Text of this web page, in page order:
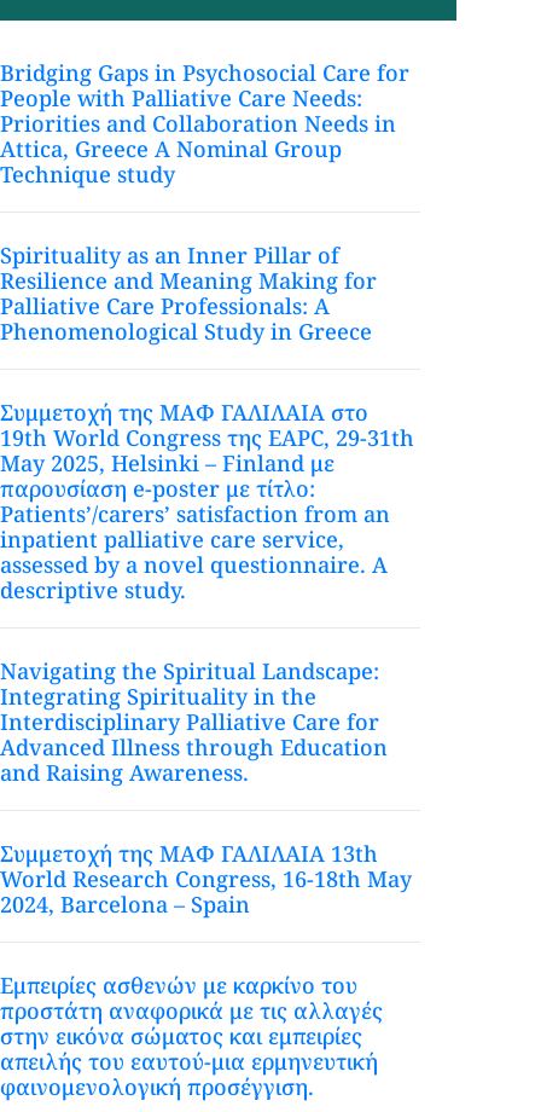
Bridging Gaps in Psychosocial Care for
People with Palliative Care Needs:
Priorities and Collaboration Needs in
Attica, Greece A Nominal Group
Technique study
Spirituality as an Inner Pillar of
Resilience and Meaning Making for
Palliative Care Professionals: A
Phenomenological Study in Greece
Συμμετοχή της ΜΑΦ ΓΑΛΙΛΑΙΑ στο
19th World Congress της EAPC, 29-31th
May 2025, Helsinki – Finland με
παρουσίαση e-poster με τίτλο:
Patients’/carers’ satisfaction from an
inpatient palliative care service,
assessed by a novel questionnaire. A
descriptive study.
Navigating the Spiritual Landscape:
Integrating Spirituality in the
Interdisciplinary Palliative Care for
Advanced Illness through Education
and Raising Awareness.
Συμμετοχή της ΜΑΦ ΓΑΛΙΛΑΙΑ 13th
World Research Congress, 16-18th May
2024, Barcelona – Spain
Εμπειρίες ασθενών με καρκίνο του
προστάτη αναφορικά με τις αλλαγές
στην εικόνα σώματος και εμπειρίες
απειλής του εαυτού-μια ερμηνευτική
φαινομενολογική προσέγγιση.